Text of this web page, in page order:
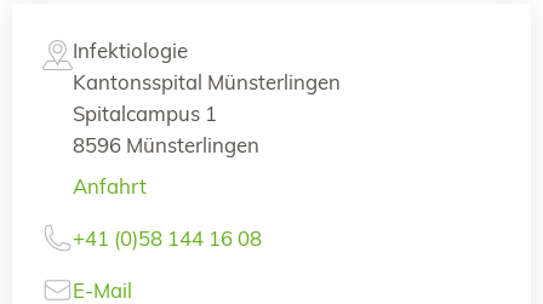
Infektiologie
Kantonsspital Münsterlingen
Spitalcampus 1
8596 Münsterlingen
Anfahrt
+41 (0)58 144 16 08
E-Mail